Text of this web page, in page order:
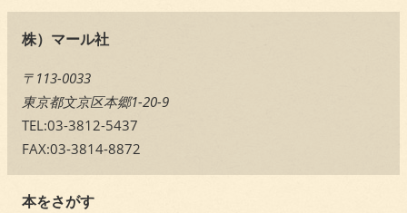
株）マール社
〒113-0033
東京都文京区本郷1-20-9
TEL:03-3812-5437
FAX:03-3814-8872
本をさがす